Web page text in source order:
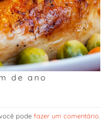
de ano
pode fazer um comentário